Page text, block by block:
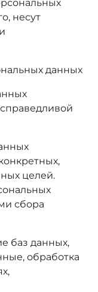
несут
данных
целей.
сбора
баз данных,
обработка